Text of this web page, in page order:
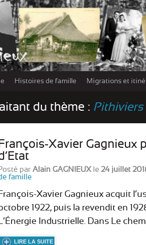
Histoires de famille Migrations et
Les
du thème : Pithiviers
François-Xavier Gagnieux
Posté par Alain GAGNIEUX le 24 juillet
famille
François-Xavier Gagnieux acquit
1922, puis la revendit en
L’Énergie Industrielle. Dans Le
LIRE LA SUITE